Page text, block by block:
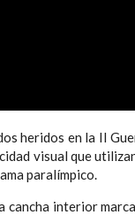
heridos en la II
visual que
paralímpico.
interior